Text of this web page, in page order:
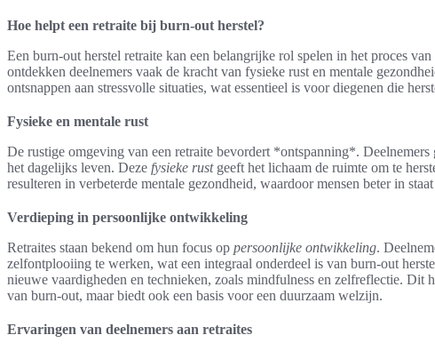
Hoe helpt een retraite bij burn-out herstel?
Een burn-out herstel retraite kan een belangrijke rol spelen in het proces
ontdekken deelnemers vaak de kracht van fysieke rust en mentale
ontsnappen aan stressvolle situaties, wat essentieel is voor diegenen die
Fysieke en mentale rust
De rustige omgeving van een retraite bevordert *ontspanning*. Deelnemers
het dagelijks leven. Deze fysieke rustgeeft het lichaam de ruimte om te
resulteren in verbeterde mentale gezondheid, waardoor mensen beter in
Verdieping in persoonlijke ontwikkeling
Retraites staan bekend om hun focus op persoonlijke ontwikkeling.
zelfontplooiing te werken, wat een integraal onderdeel is van burn-out
nieuwe vaardigheden en technieken, zoals mindfulness en zelfreflectie. Dit
van burn-out, maar biedt ook een basis voor een duurzaam welzijn.
Ervaringen van deelnemers aan retraites